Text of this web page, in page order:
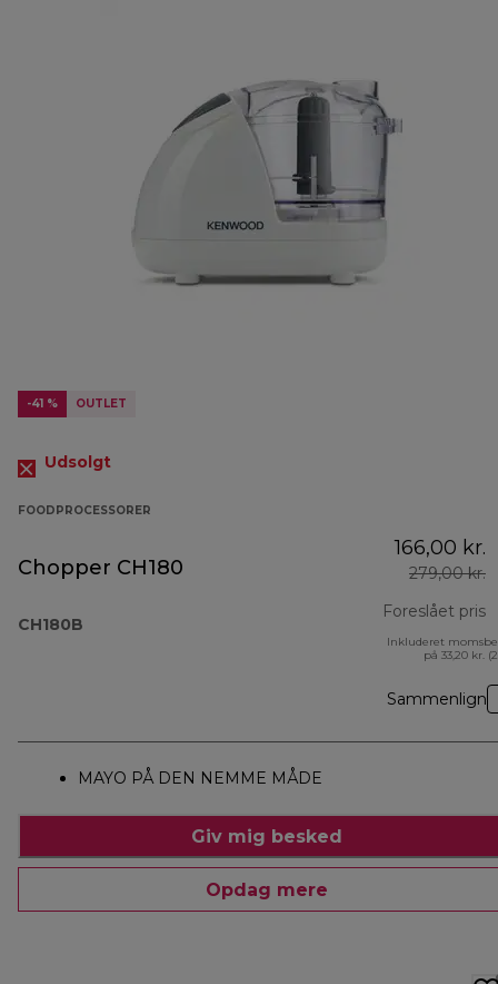
-41 % OUTLET
Udsolgt
FOODPROCESSORER
Chopper CH180
CH180B
166,00 kr.
279,00 kr.
Foreslået pris
Inkluderet
på 33,20 kr.
Sammenlign
MAYO PÅ DEN NEMME MÅDE
Giv mig besked
Opdag mere